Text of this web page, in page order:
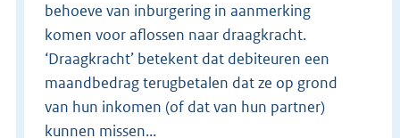
behoeve van inburgering in aanmerking
komen voor aflossen naar draagkracht.
‘Draagkracht’ betekent dat debiteuren een
maandbedrag terugbetalen dat ze op grond
van hun inkomen (of dat van hun partner)
kunnen missen...